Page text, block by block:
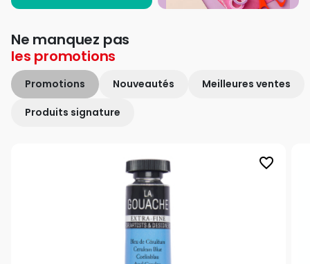
Ne manquez pas
les promotions
Promotions Nouveautés Meilleures ventes
Produits signature
favorite_border